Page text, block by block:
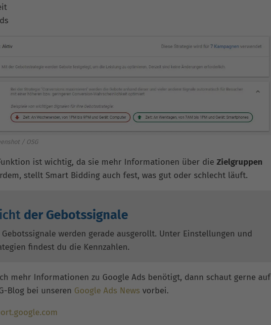
/ OSG
ist wichtig, da sie mehr Informationen über die Zielgruppen
stellt Smart Bidding auch fest, was gut oder schlecht läuft.
der Gebotssignale
Gebotssignale werden gerade ausgerollt. Unter Einstellungen und
findest du die Kennzahlen.
mehr Informationen zu Google Ads benötigt, dann schaut gerne auf
Blog bei unseren Google Ads News vorbei.